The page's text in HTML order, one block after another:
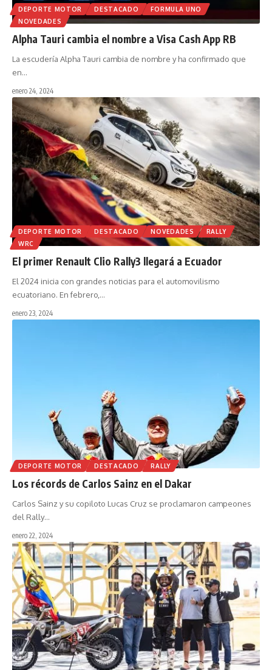
DEPORTE MOTOR DESTACADO
FORMULA UNO
NOVEDADES
Alpha Tauri cambia el nombre a Visa Cash App RB
La escudería Alpha Tauri cambia de nombre y ha confirmado que
en…
enero 24, 2024
DEPORTE MOTOR DESTACADO NOVEDADES
RALLY
WRC
El primer Renault Clio Rally3 llegará a Ecuador
El 2024 inicia con grandes noticias para el automovilismo
ecuatoriano. En febrero, …
enero 23, 2024
DEPORTE MOTOR DESTACADO RALLY
Los récords de Carlos Sainz en el Dakar
Carlos Sainz y su copiloto Lucas Cruz se proclamaron campeones
del Rally…
enero 22, 2024